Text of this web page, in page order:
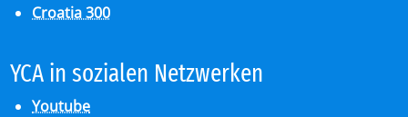
Croatia 300
YCA in so­zia­len Netz­wer­ken
Youtube